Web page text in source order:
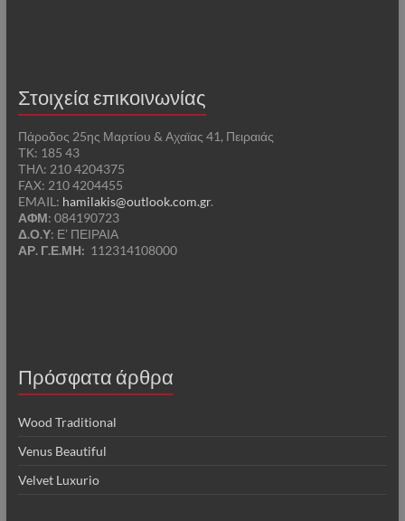
Στοιχεία επικοινωνίας
Πάροδος 25ης Μαρτίου & Αχαϊας 41, Πειραιάς
ΤΚ: 185 43
ΤΗΛ: 210 4204375
FAX: 210 4204455
EMAIL: hamilakis@outlook.com.gr.
ΑΦΜ: 084190723
Δ.Ο.Υ: Ε’ ΠΕΙΡΑΙΑ
ΑΡ. Γ.Ε.ΜΗ: 112314108000
Πρόσφατα άρθρα
Wood Traditional
Venus Beautiful
Velvet Luxurio